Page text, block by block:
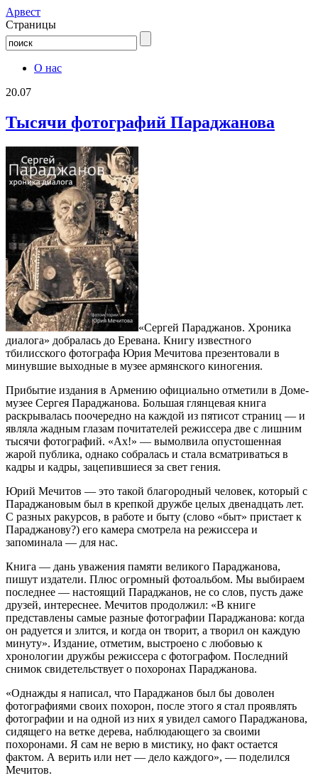
Aрвест
Страницы
О нас
20.07
Тысячи фотографий Параджанова
«Сергей Параджанов. Хроника
диалога» добралась до Еревана. Книгу известного
тбилисского фотографа Юрия Мечитова презентовали в
минувшие выходные в музее армянского киногения.
Прибытие издания в Армению официально отметили в Доме-
музее Сергея Параджанова. Большая глянцевая книга
раскрывалась поочередно на каждой из пятисот страниц — и
являла жадным глазам почитателей режиссера две с лишним
тысячи фотографий. «Ах!» — вымолвила опустошенная
жарой публика, однако собралась и стала всматриваться в
кадры и кадры, зацепившиеся за свет гения.
Юрий Мечитов — это такой благородный человек, который с
Параджановым был в крепкой дружбе целых двенадцать лет.
С разных ракурсов, в работе и быту (слово «быт» пристает к
Параджанову?) его камера смотрела на режиссера и
запоминала — для нас.
Книга — дань уважения памяти великого Параджанова,
пишут издатели. Плюс огромный фотоальбом. Мы выбираем
последнее — настоящий Параджанов, не со слов, пусть даже
друзей, интереснее. Мечитов продолжил: «В книге
представлены самые разные фотографии Параджанова: когда
он радуется и злится, и когда он творит, а творил он каждую
минуту». Издание, отметим, выстроено с любовью к
хронологии дружбы режиссера с фотографом. Последний
снимок свидетельствует о похоронах Параджанова.
«Однажды я написал, что Параджанов был бы доволен
фотографиями своих похорон, после этого я стал проявлять
фотографии и на одной из них я увидел самого Параджанова,
сидящего на ветке дерева, наблюдающего за своими
похоронами. Я сам не верю в мистику, но факт остается
фактом. А верить или нет — дело каждого», — поделился
Мечитов.